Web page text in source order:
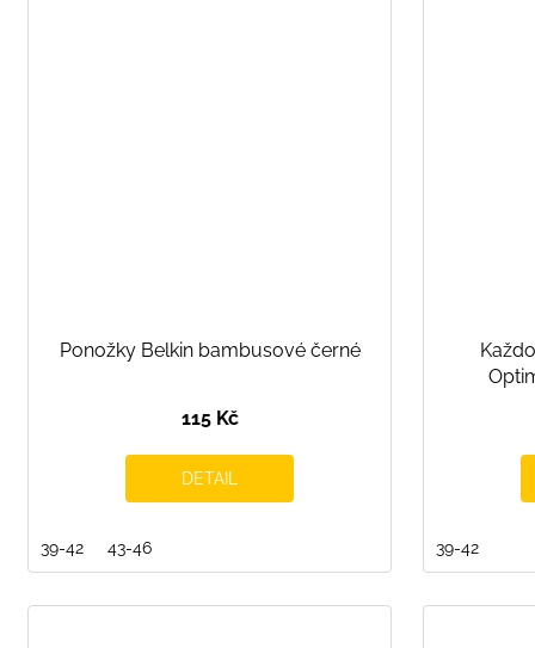
Ponožky Belkin bambusové černé
115 Kč
DETAIL
39-42 43-46 39-42